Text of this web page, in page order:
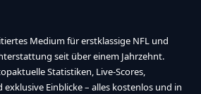
Medium für erstklassige NFL und
seit über einem Jahrzehnt.
Statistiken, Live-Scores,
Einblicke – alles kostenlos und in